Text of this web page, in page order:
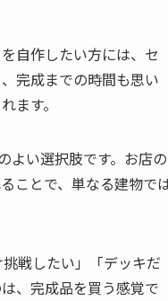
自作したい方には、セ
完成までの時間も思い
ます。
よい選択肢です。お店の
ことで、単なる建物で
戦したい」「デッキだ
、完成品を買う感覚で